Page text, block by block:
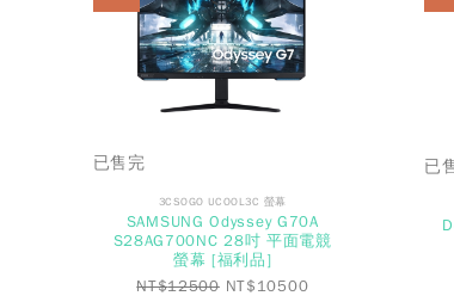
已售完
3CSOGO UCOOL3C 螢幕
SAMSUNG Odyssey G70A
S28AG700NC 28吋 平面電競
螢幕 [福利品]
NT$12500 NT$10500
已